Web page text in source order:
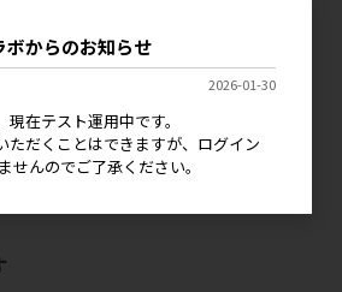
格改定・仕様変更の
ボからのお知らせ
2026-01-30
在テスト運用中です。
ただくことはできますが、ログイン
せんのでご了承ください。